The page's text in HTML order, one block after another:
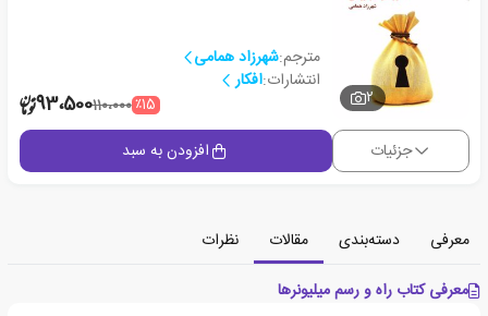
2
مترجم:شهرزاد همامی
انتشارات:افکار
٪15110،00093،500
جزئیات افزودن به سبد
معرفی دسته‌بندی مقالات
نظرات
معرفی کتاب راه و رسم میلیونرها